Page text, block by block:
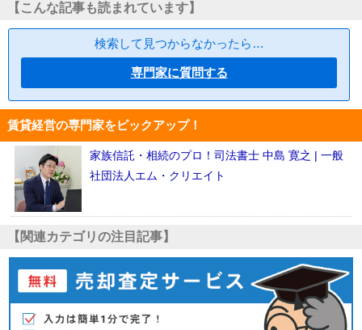
【こんな記事も読まれています】
検索して見つからなかったら…
専門家に質問する
賃貸経営の専門家をピックアップ！
家族信託・相続のプロ！司法書士 中島 寛之 | 一般
社団法人エム・クリエイト
【関連カテゴリの注目記事】